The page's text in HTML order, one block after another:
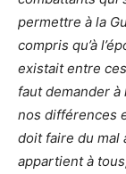
permettre à la
compris qu’à
existait entre
faut demander à
nos différences
doit faire du mal
appartient à